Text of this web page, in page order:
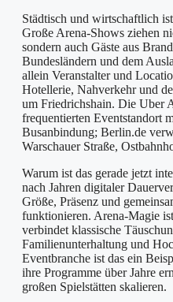
Städtisch und wirtschaftlich
Große Arena-Shows ziehen
sondern auch Gäste aus
Bundesländern und dem
allein Veranstalter und
Hotellerie, Nahverkehr und
um Friedrichshain. Die Uber
frequentierten Eventstandort
Busanbindung; Berlin.de
Warschauer Straße,
Warum ist das gerade jetzt
nach Jahren digitaler
Größe, Präsenz und
funktionieren. Arena-Magie
verbindet klassische
Familienunterhaltung und
Eventbranche ist das ein
ihre Programme über Jahre
großen Spielstätten skalieren.